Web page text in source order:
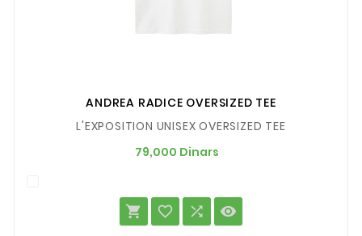
ANDREA RADICE OVERSIZED TEE
L'EXPOSITION UNISEX OVERSIZED TEE
79,000 Dinars
   